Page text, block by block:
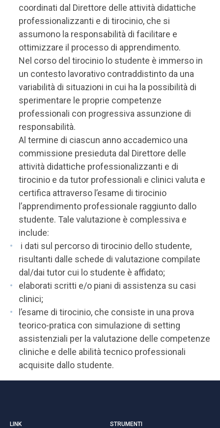
coordinati dal Direttore delle attività didattiche
professionalizzanti e di tirocinio, che si
assumono la responsabilità di facilitare e
ottimizzare il processo di apprendimento.
Nel corso del tirocinio lo studente è immerso in
un contesto lavorativo contraddistinto da una
variabilità di situazioni in cui ha la possibilità di
sperimentare le proprie competenze
professionali con progressiva assunzione di
responsabilità.
Al termine di ciascun anno accademico una
commissione presieduta dal Direttore delle
attività didattiche professionalizzanti e di
tirocinio e da tutor professionali e clinici valuta e
certifica attraverso l’esame di tirocinio
l’apprendimento professionale raggiunto dallo
studente. Tale valutazione è complessiva e
include:
i dati sul percorso di tirocinio dello studente,
risultanti dalle schede di valutazione compilate
dal/dai tutor cui lo studente è affidato;
elaborati scritti e/o piani di assistenza su casi
clinici;
l’esame di tirocinio, che consiste in una prova
teorico-pratica con simulazione di setting
assistenziali per la valutazione delle competenze
cliniche e delle abilità tecnico professionali
acquisite dallo studente.
LINK STRUMENTI